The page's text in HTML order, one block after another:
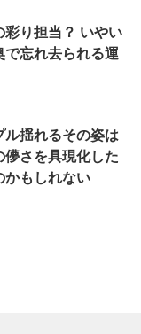
彩り担当？ いやい
で忘れ去られる運
ル揺れるその姿は
儚さを具現化した
かもしれない